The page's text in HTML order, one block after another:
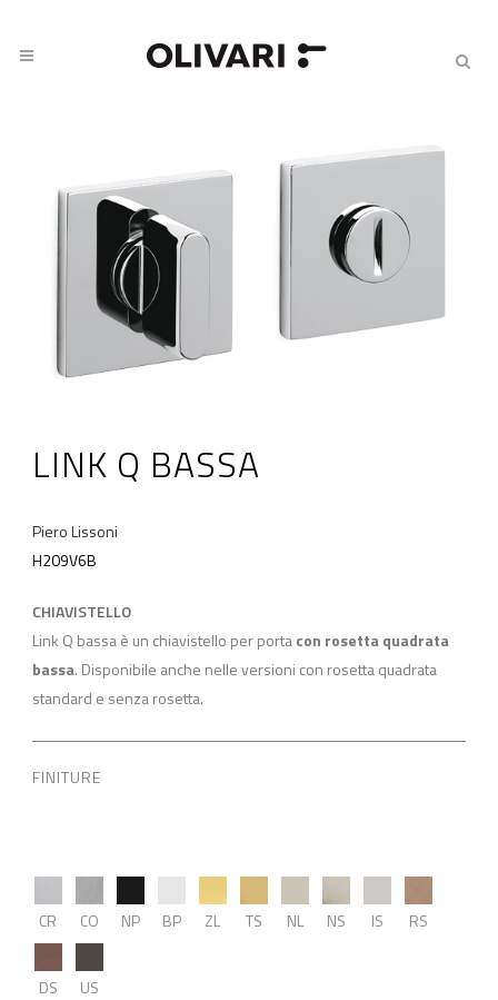
LINK Q BASSA
Piero Lissoni
H209V6B
CHIAVISTELLO
Link Q bassa è un chiavistello per portacon rosetta quadrata
bassa. Disponibile anche nelle versioni con rosetta quadrata
standard e senza rosetta.
FINITURE
CR CO NP BP ZL TS NL NS IS RS
DS US